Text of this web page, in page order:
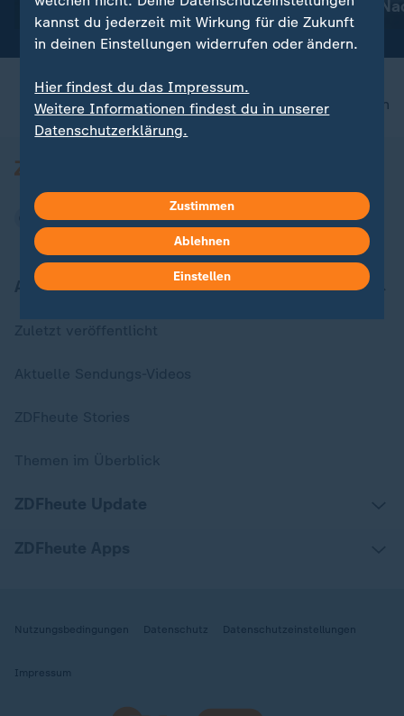
Ukraine
Konflikt: Alle
Liveblog
nach oben
Aktuell bei ZDFheute
Nutzungsbedingungen Datenschutz Datenschutzeinstellungen
Impressum
kannst du jederzeit mit Wirkung für die Zukunft
in deinen Einstellungen widerrufen oder ändern.
Hier findest du das Impressum.
Weitere Informationen findest du in unserer
Datenschutzerklärung.
Zustimmen
Ablehnen
Einstellen